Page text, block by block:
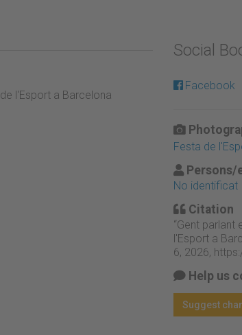
l'Esport a Barcelona
Social
Facebook
Festa de
Persons/
No identificat
Citation
“Gent parlant
l'Esport a
6, 2026,
Help us
Suggest